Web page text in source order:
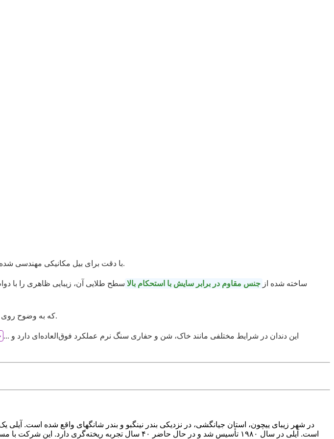
با دقت برای بیل مکانیکی مهندسی شده است و دارای ساختار نوک تیز ساده با عملکرد نفوذ بهینه است.
ساخته شده از جنس مقاوم در برابر سایش با استحکام بالا سطح طلایی آن، زیبایی ظاهری را با
با علامت تجاری و مدل «Aili LD700TL – YZ» که به وضوح روی آن درج شده است، شناسایی آسان آن را تضمین می‌کند.
این دندان در شرایط مختلفی مانند خاک، شن و حفاری سنگ نرم عملکرد فوق‌العاده‌ای دارد و ...